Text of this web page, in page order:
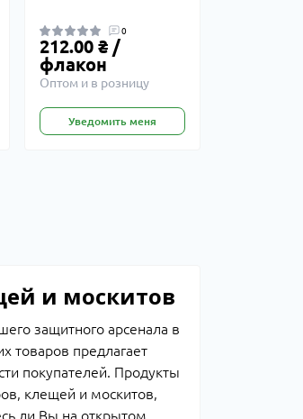
0
212.00 ₴ /
флакон
Оптом и в розницу
Уведомить меня
и москитов
защитного арсенала в
товаров предлагает
покупателей. Продукты
клещей и москитов,
ли Вы на открытом